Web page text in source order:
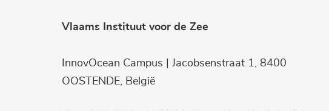
Vlaams Instituut voor de Zee
InnovOcean Campus | Jacobsenstraat 1, 8400
OOSTENDE, België